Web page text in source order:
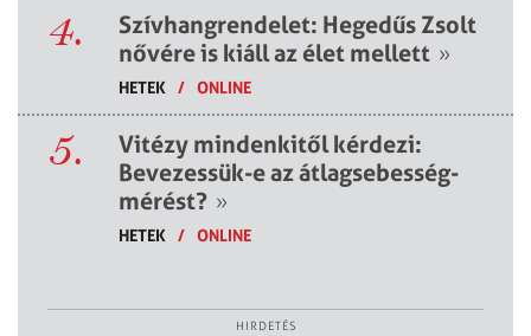
4.
Szívhangrendelet: Hegedűs Zsolt
nővére is kiáll az élet mellett »
HETEK / ONLINE
5.
Vitézy mindenkitől kérdezi:
Bevezessük-e az átlagsebesség-
mérést? »
HETEK / ONLINE
HIRDETÉS